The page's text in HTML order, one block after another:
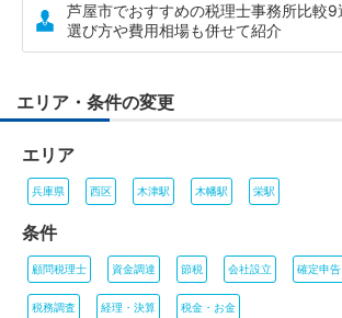
芦屋市でおすすめの税理士事務所比較
選び方や費用相場も併せて紹介
エリア・条件の変更
エリア
兵庫県 西区 木津駅 木幡駅 栄駅
条件
顧問税理士 資金調達 節税 会社設立 確定申告
税務調査 経理・決算 税金・お金